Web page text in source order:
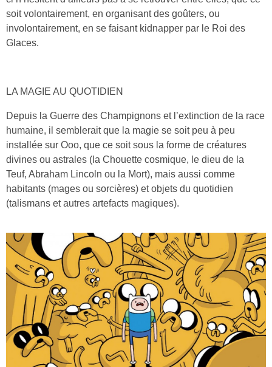
soit volontairement, en organisant des goûters, ou
involontairement, en se faisant kidnapper par le Roi des
Glaces.
LA MAGIE AU QUOTIDIEN
Depuis la Guerre des Champignons et l’extinction de la race
humaine, il semblerait que la magie se soit peu à peu
installée sur Ooo, que ce soit sous la forme de créatures
divines ou astrales (la Chouette cosmique, le dieu de la
Teuf, Abraham Lincoln ou la Mort), mais aussi comme
habitants (mages ou sorcières) et objets du quotidien
(talismans et autres artefacts magiques).